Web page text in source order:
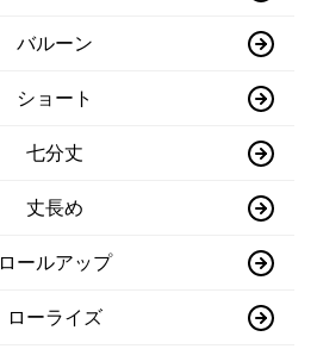
バルーン
ショート
七分丈
丈長め
ロールアップ
ローライズ